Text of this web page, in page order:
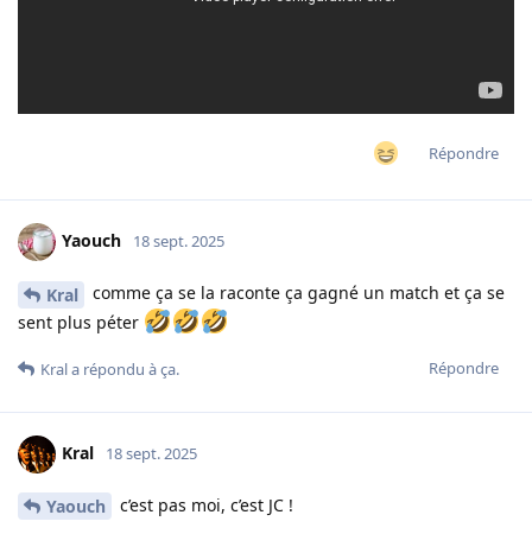
Répondre
Yaouch 18 sept. 2025
Kral
comme ça se la raconte ça gagné un match et ça se
sent plus péter
Répondre
Krala répondu à ça.
Kral 18 sept. 2025
Yaouch c’est pas moi, c’est JC !